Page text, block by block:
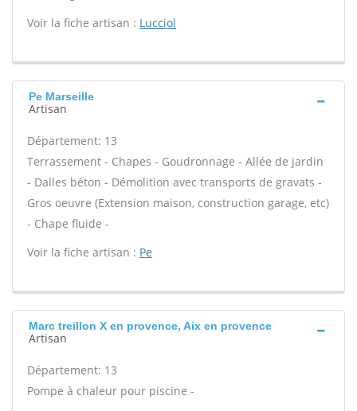
Voir la fiche artisan : Lucciol
Pe Marseille
Artisan
Département: 13
Terrassement - Chapes - Goudronnage - Allée de jardin
- Dalles béton - Démolition avec transports de gravats -
Gros oeuvre (Extension maison, construction garage, etc)
- Chape fluide -
Voir la fiche artisan : Pe
Marc treillon X en provence, Aix en provence
Artisan
Département: 13
Pompe à chaleur pour piscine -